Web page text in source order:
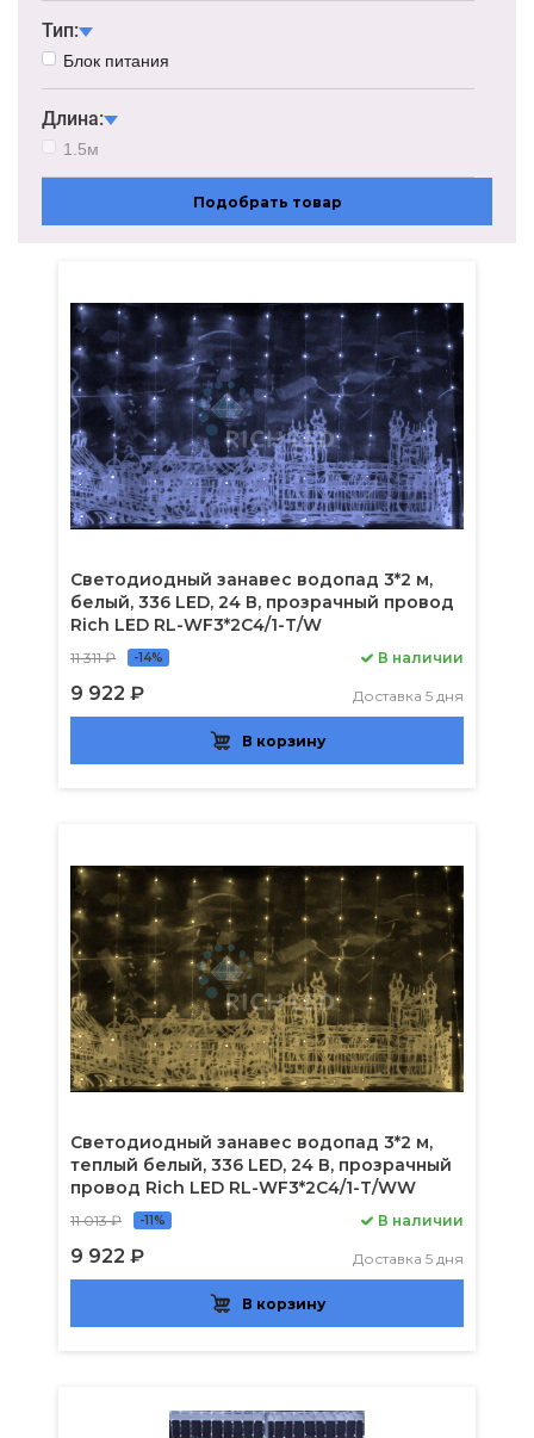
Тип:
Блок питания
Длина:
1.5м
Подобрать товар
Светодиодный занавес водопад 3*2 м,
белый, 336 LED, 24 В, прозрачный провод
Rich LED RL-WF3*2C4/1-T/W
11 311 ₽ -14%
9 922 ₽
В наличии
Доставка 5 дня
В корзину
Светодиодный занавес водопад 3*2 м,
теплый белый, 336 LED, 24 В, прозрачный
провод Rich LED RL-WF3*2C4/1-T/WW
11 013 ₽ -11%
9 922 ₽
В наличии
Доставка 5 дня
В корзину